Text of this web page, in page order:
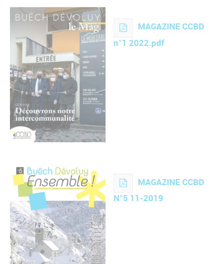
MAGAZINE CCBD
n°1 2022.pdf
MAGAZINE CCBD
N°5 11-2019